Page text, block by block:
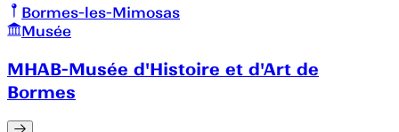
Bormes-les-Mimosas
Musée
MHAB-Musée d'Histoire et d'Art de
Bormes